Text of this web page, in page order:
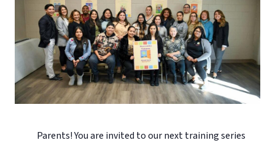
Parents! You are invited to our next training series